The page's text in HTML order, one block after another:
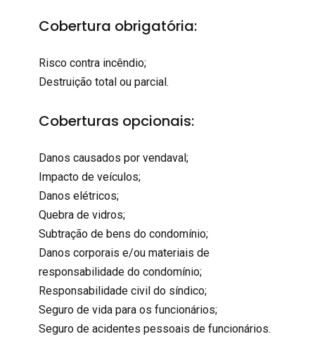
Cobertura obrigatória:
Risco contra incêndio;
Destruição total ou parcial.
Coberturas opcionais:
Danos causados por vendaval;
Impacto de veículos;
Danos elétricos;
Quebra de vidros;
Subtração de bens do condomínio;
Danos corporais e/ou materiais de
responsabilidade do condomínio;
Responsabilidade civil do síndico;
Seguro de vida para os funcionários;
Seguro de acidentes pessoais de funcionários.